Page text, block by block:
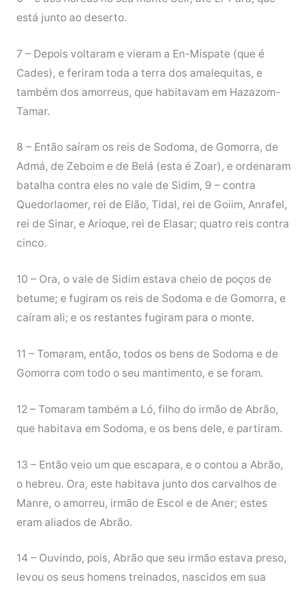
está junto ao deserto.
7 – Depois voltaram e vieram a En-Mispate (que é
Cades), e feriram toda a terra dos amalequitas, e
também dos amorreus, que habitavam em Hazazom-
Tamar.
8 – Então saíram os reis de Sodoma, de Gomorra, de
Admá, de Zeboim e de Belá (esta é Zoar), e ordenaram
batalha contra eles no vale de Sidim, 9 – contra
Quedorlaomer, rei de Elão, Tidal, rei de Goiim, Anrafel,
rei de Sinar, e Arioque, rei de Elasar; quatro reis contra
cinco.
10 – Ora, o vale de Sidim estava cheio de poços de
betume; e fugiram os reis de Sodoma e de Gomorra, e
caíram ali; e os restantes fugiram para o monte.
11 – Tomaram, então, todos os bens de Sodoma e de
Gomorra com todo o seu mantimento, e se foram.
12 – Tomaram também a Ló, filho do irmão de Abrão,
que habitava em Sodoma, e os bens dele, e partiram.
13 – Então veio um que escapara, e o contou a Abrão,
o hebreu. Ora, este habitava junto dos carvalhos de
Manre, o amorreu, irmão de Escol e de Aner; estes
eram aliados de Abrão.
14 – Ouvindo, pois, Abrão que seu irmão estava preso,
levou os seus homens treinados, nascidos em sua